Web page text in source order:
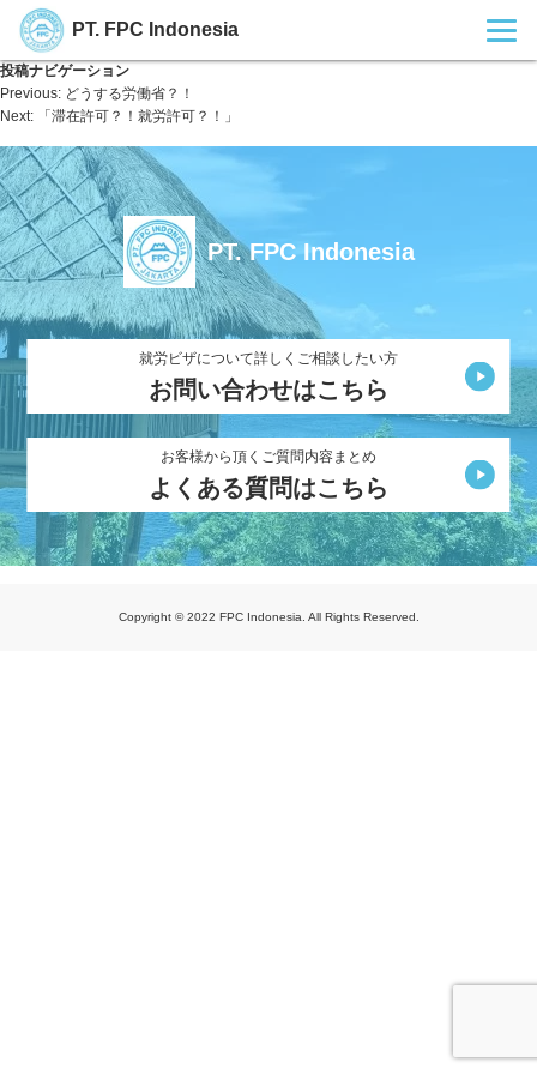
PT. FPC Indonesia
投稿ナビゲーション
Previous: どうする労働省？！
Next:
「滞在許可？！就労許可？！」
PT. FPC Indonesia
就労ビザについて詳しくご相談したい方
お問い合わせはこちら
お客様から頂くご質問内容まとめ
よくある質問はこちら
Copyright © 2022 FPC Indonesia. All Rights Reserved.